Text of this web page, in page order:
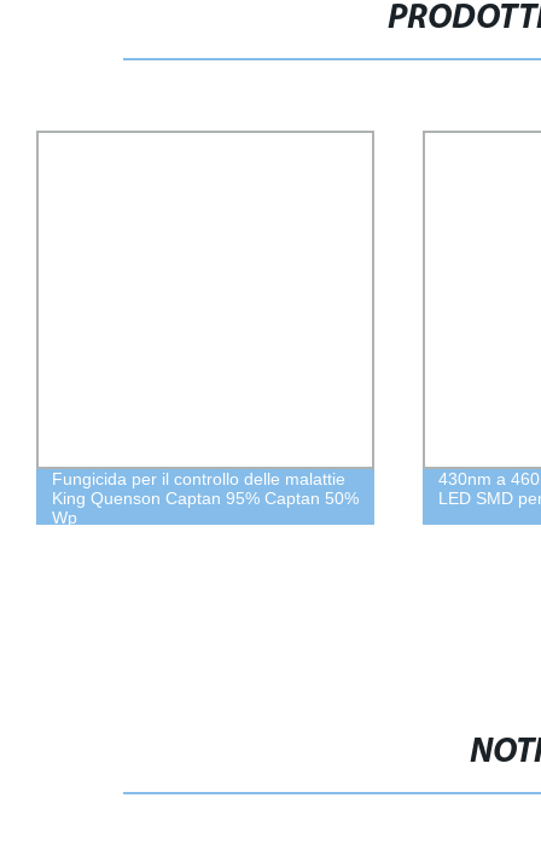
Fungicida per il controllo delle malattie
King Quenson Captan 95% Captan 50%
Wp
430nm a
LED SMD